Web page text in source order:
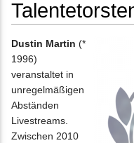
Dustin Martin (*
1996)
veranstaltet in
unregelmäßigen
Abständen
Livestreams.
Zwischen 2010